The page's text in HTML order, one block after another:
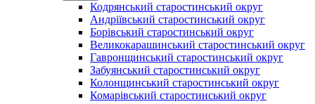
Кодрянський старостинський округ
Андріївський старостинський округ
Борівський старостинський округ
Великокарашинський старостинський округ
Гавронщинський старостинський округ
Забуянський старостинський округ
Колонщинський старостинський округ
Комарівський старостинський округ